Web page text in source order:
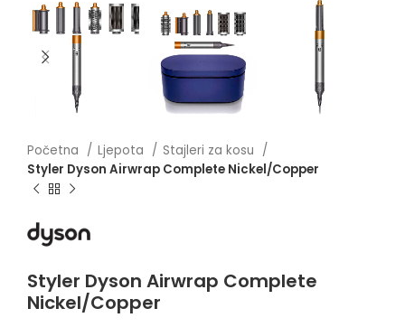
Početna Ljepota
Stajleri za kosu
Styler Dyson Airwrap Complete Nickel/Copper
Styler Dyson Airwrap Complete
Nickel/Copper